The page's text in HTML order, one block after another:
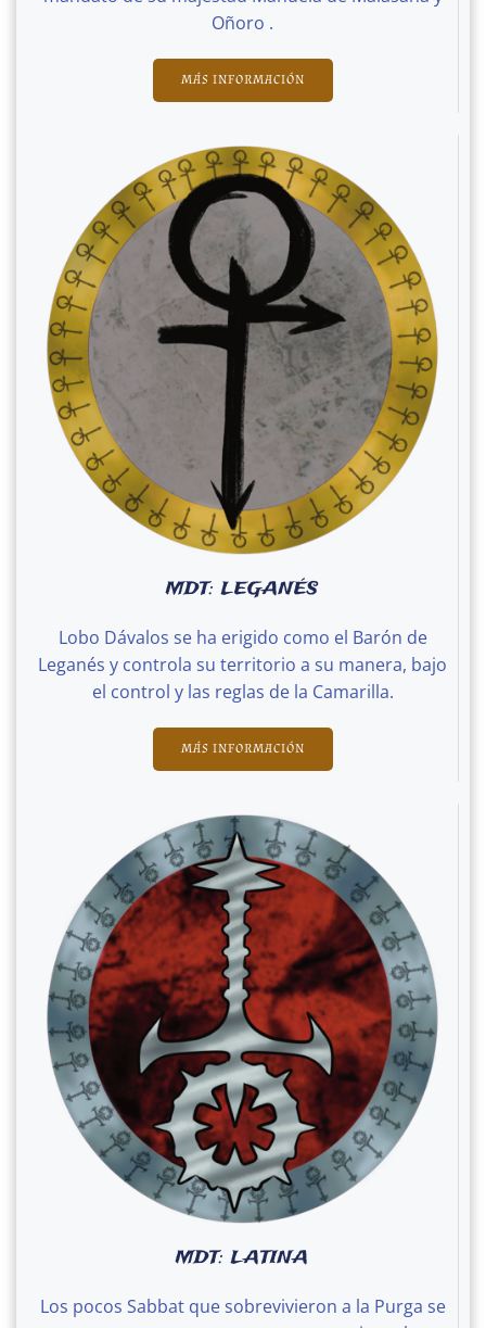
Oñoro .
MÁS INFORMACIÓN
MDT: LEGANÉS
Lobo Dávalos se ha erigido como el Barón de
Leganés y controla su territorio a su manera, bajo
el control y las reglas de la Camarilla.
MÁS INFORMACIÓN
MDT: LATINA
Los pocos Sabbat que sobrevivieron a la Purga se